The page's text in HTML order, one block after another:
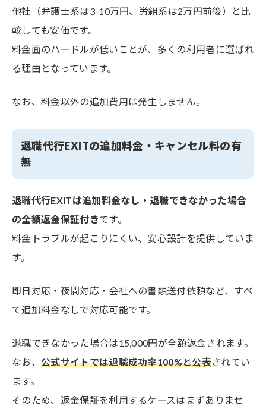
他社（弁護士系は3-10万円、労組系は2万円前後）と比
較しても安価です。
料金面のハードルが低いことが、多くの利用者に選ばれ
る理由となっています。
なお、料金以外の追加費用は発生しません。
退職代行EXITの追加料金・キャンセル料の有
無
退職代行EXITは追加料金なし・退職できなかった場合
の全額返金保証付きです。
料金トラブルが起こりにくい、安心設計を提供していま
す。
即日対応・夜間対応・会社への書類送付依頼など、すべ
て追加料金なしで対応可能です。
退職できなかった場合は15,000円が全額返金されます。
なお、 公式サイトでは退職成功率100%と公表されてい
ます。
そのため、返金保証を利用するケースはまずありませ